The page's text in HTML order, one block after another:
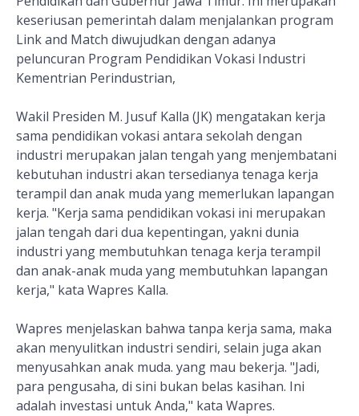
keseriusan pemerintah dalam menjalankan program
Link and Match diwujudkan dengan adanya
peluncuran Program Pendidikan Vokasi Industri
Kementrian Perindustrian,
Wakil Presiden M. Jusuf Kalla (JK) mengatakan kerja
sama pendidikan vokasi antara sekolah dengan
industri merupakan jalan tengah yang menjembatani
kebutuhan industri akan tersedianya tenaga kerja
terampil dan anak muda yang memerlukan lapangan
kerja. "Kerja sama pendidikan vokasi ini merupakan
jalan tengah dari dua kepentingan, yakni dunia
industri yang membutuhkan tenaga kerja terampil
dan anak-anak muda yang membutuhkan lapangan
kerja," kata Wapres Kalla.
Wapres menjelaskan bahwa tanpa kerja sama, maka
akan menyulitkan industri sendiri, selain juga akan
menyusahkan anak muda. yang mau bekerja. "Jadi,
para pengusaha, di sini bukan belas kasihan. Ini
adalah investasi untuk Anda," kata Wapres.